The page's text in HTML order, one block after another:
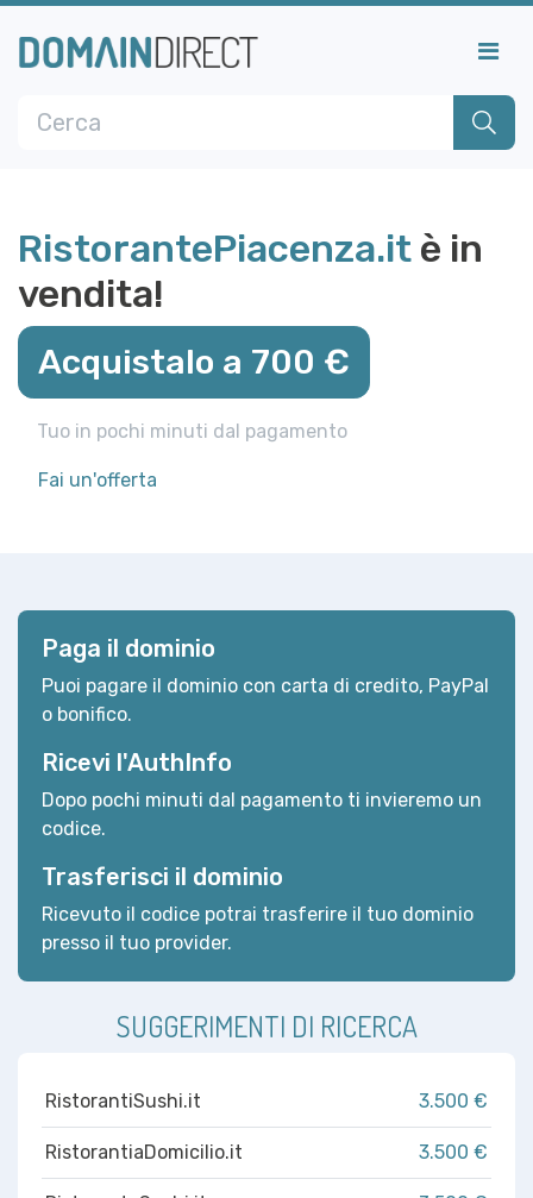
RistorantePiacenza.it è in
vendita!
Acquistalo a 700 €
Tuo in pochi minuti dal pagamento
Fai un'offerta
Paga il dominio
Puoi pagare il dominio con carta di credito, PayPal
o bonifico.
Ricevi l'AuthInfo
Dopo pochi minuti dal pagamento ti invieremo un
codice.
Trasferisci il dominio
Ricevuto il codice potrai trasferire il tuo dominio
presso il tuo provider.
SUGGERIMENTI DI RICERCA
RistorantiSushi.it 3.500 €
RistorantiaDomicilio.it 3.500 €